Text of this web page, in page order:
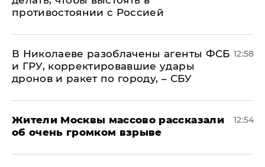
противостоянии с Россией
В Николаеве разоблачены агенты ФСБ
и ГРУ, корректировавшие удары
дронов и ракет по городу, – СБУ
12:58
Жители Москвы массово рассказали
об очень громком взрыве
12:54